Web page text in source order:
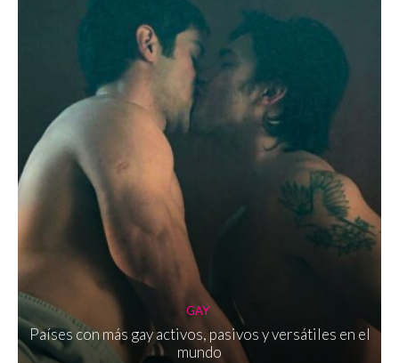
GAY
Países con más gay activos, pasivos y versátiles en el
mundo